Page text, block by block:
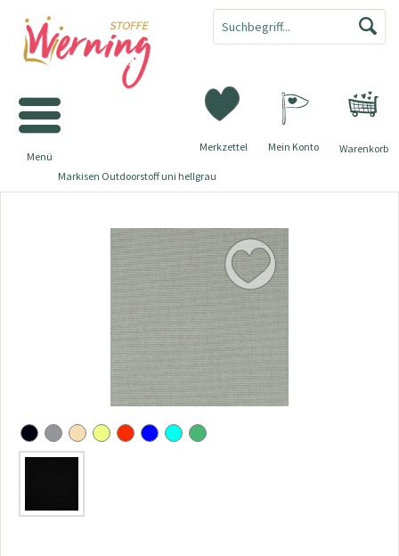
Warenkorb
Merkzettel Mein Konto
Menü
Markisen Outdoorstoff uni hellgrau